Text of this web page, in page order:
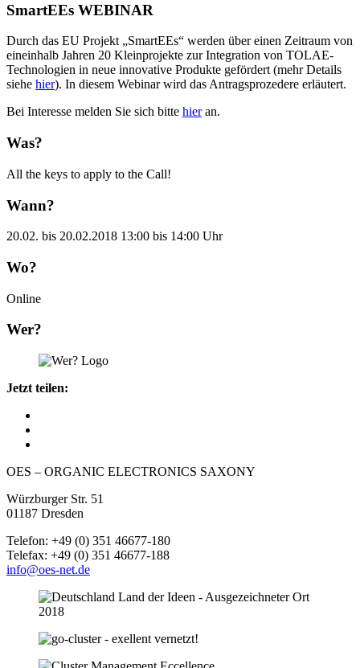
SmartEEs WEBINAR
Durch das EU Projekt „SmartEEs“ werden über einen Zeitraum von
eineinhalb Jahren 20 Kleinprojekte zur Integration von TOLAE-
Technologien in neue innovative Produkte gefördert (mehr Details
siehe hier). In diesem Webinar wird das Antragsprozedere erläutert.
Bei Interesse melden Sie sich bitte hieran.
Was?
All the keys to apply to the Call!
Wann?
20.02. bis 20.02.2018 13:00 bis 14:00 Uhr
Wo?
Online
Wer?
Jetzt teilen:
OES – ORGANIC ELECTRONICS SAXONY
Würzburger Str. 51
01187 Dresden
Telefon: +49 (0) 351 46677-180
Telefax: +49 (0) 351 46677-188
info@oes-net.de